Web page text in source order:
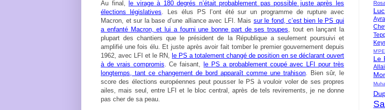
Au final,
le virage à 180 degrés n’était probablement pas possible juste après les
élections législatives. Les élus PS l’ont été sur un programme de rupture avec
Macron, et sur la base d’une alliance avec LFI. Mais sur le fond, c’est bien le PS qui
a enfanté Macron, et lui a fourni une bonne part de ses troupes, tout en lançant la
plupart des chantiers que le président de la République a seulement poursuivi et
amplifié une fois élu. Et juste après avoir fait tomber le premier gouvernement depuis
1962, avec LFI et le RN, le PS a totalement changé de position en se déclarant ouvert
à de vrais compromis. Ce faisant,
le PS a probablement coupé avec LFI pour très
longtemps, tant ce changement de bord apparaît comme une trahison. Bien sûr, le
score des élections européennes peut pousser le PS à vouloir voler de ses propres
ailes, mais seul, entre LFI et le bloc central, après de tels revirements, je ne donne
pas cher de sa peau.
Le